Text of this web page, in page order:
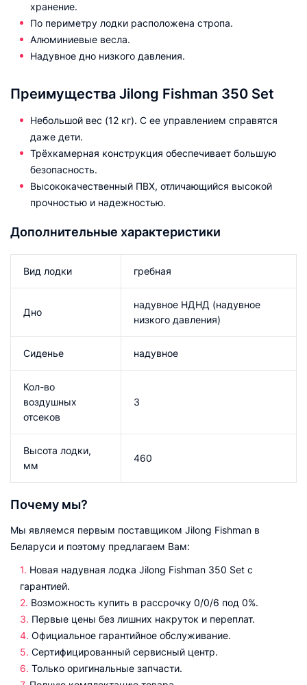
хранение.
По периметру лодки расположена стропа.
Алюминиевые весла.
Надувное дно низкого давления.
Преимущества Jilong Fishman 350 Set
Небольшой вес (12 кг). С ее управлением справятся
даже дети.
Трёхкамерная конструкция обеспечивает большую
безопасность.
Высококачественный ПВХ, отличающийся высокой
прочностью и надежностью.
Дополнительные характеристики
Вид лодки гребная
Дно
надувное НДНД (надувное
низкого давления)
Сиденье надувное
Кол-во
воздушных
отсеков
3
Высота лодки,
мм
460
Почему мы?
Мы являемся первым поставщиком Jilong Fishman в
Беларуси и поэтому предлагаем Вам:
Новая надувная лодка Jilong Fishman 350 Set с
гарантией.
Возможность купить в рассрочку 0/0/6 под 0%.
Первые цены без лишних накруток и переплат.
Официальное гарантийное обслуживание.
Сертифицированный сервисный центр.
Только оригинальные запчасти.